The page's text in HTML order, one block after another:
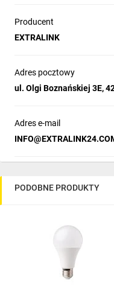
na jakie
Produkty, które
Sprawdzona
Producent
EXTRALINK
Adres pocztowy
ul. Olgi Boznańskiej 3E,
Adres e-mail
PODOBNE PRODUKTY